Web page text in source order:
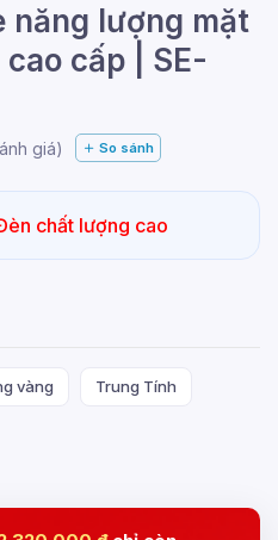
năng lượng mặt
cấp | SE-
giá) So sánh
chất lượng cao
vàng Trung Tính